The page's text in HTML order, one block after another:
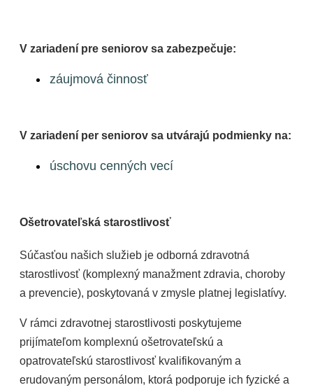
V zariadení pre seniorov sa zabezpečuje:
záujmová činnosť
V zariadení per seniorov sa utvárajú podmienky na:
úschovu cenných vecí
Ošetrovateľská starostlivosť
Súčasťou našich služieb je odborná zdravotná
starostlivosť (komplexný manažment zdravia, choroby
a prevencie), poskytovaná v zmysle platnej legislatívy.
V rámci zdravotnej starostlivosti poskytujeme
prijímateľom komplexnú ošetrovateľskú a
opatrovateľskú starostlivosť kvalifikovaným a
erudovaným personálom, ktorá podporuje ich fyzické a